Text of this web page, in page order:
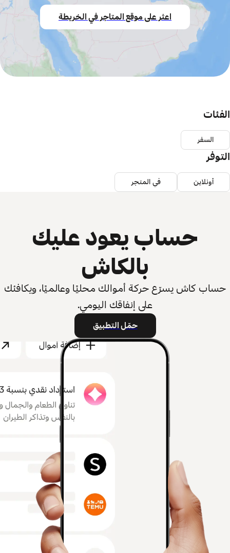
اعثر على موقع المتاجر في الخريطة
الفئات
السفر
التوفر
أونلاين في المتجر
حساب يعود عليك
بالكاش
حساب كاش يسرّع حركة أموالك محليًا وعالميًا، ويكافئك
على إنفاقك اليومي.
حمّل التطبيق